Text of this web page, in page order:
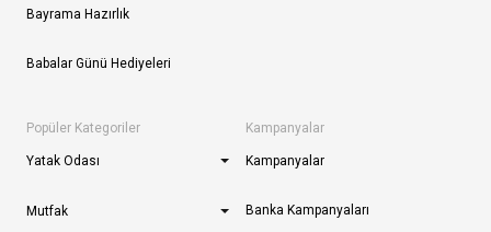
Bayrama Hazırlık
Babalar Günü Hediyeleri
Popüler Kategoriler
Yatak Odası
Mutfak
Kampanyalar
Kampanyalar
Banka Kampanyaları